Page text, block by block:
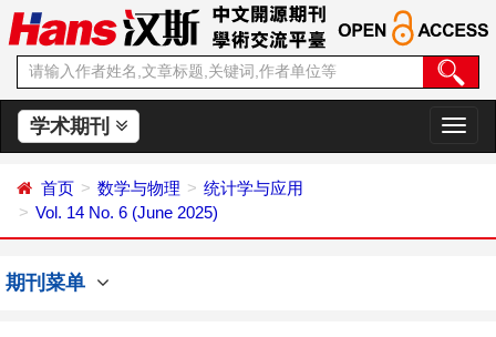
学术期刊
切
换
首页 数学与物理
统计学与应用
Vol. 14 No. 6 (June 2025)
期刊菜单